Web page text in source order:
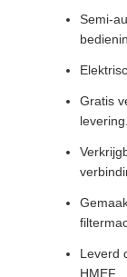
Semi-
Gratis
levering.
Leverd
HMEF